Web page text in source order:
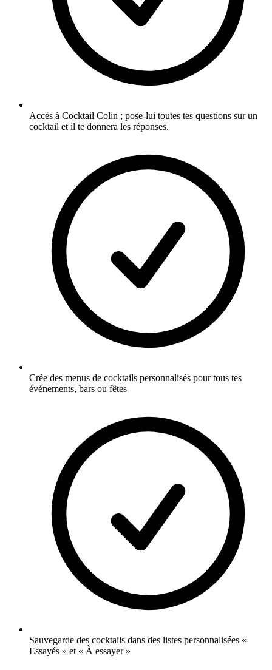
Accès à Cocktail Colin ; pose-lui toutes tes questions sur un
cocktail et il te donnera les réponses.
Crée des menus de cocktails personnalisés pour tous tes
événements, bars ou fêtes
Sauvegarde des cocktails dans des listes personnalisées «
Essayés » et « À essayer »